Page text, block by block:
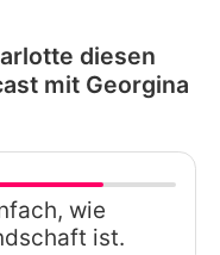
diesen
mit Georgina
wie
ist.